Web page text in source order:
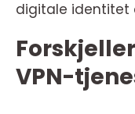
digitale identitet
VPN-